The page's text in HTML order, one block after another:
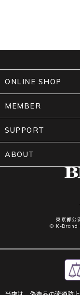
東京都公
© K-Brand
ONLINE SHOP
MEMBER
SUPPORT
ABOUT